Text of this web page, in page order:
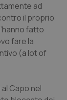
ad
il proprio
fatto
fare la
(a lot of
Capo nel